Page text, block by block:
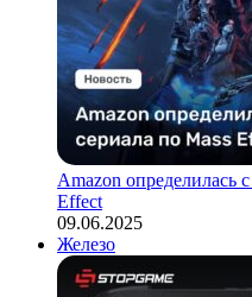
Amazon определилась
Effect
09.06.2025
Железо